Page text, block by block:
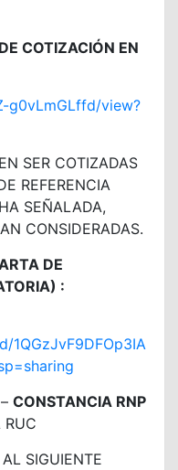
COTIZACIÓN EN
g0vLmGLffd/view?
SER COTIZADAS
REFERENCIA
SEÑALADA,
CONSIDERADAS.
DE
:
– CONSTANCIA RNP
RUC
SIGUIENTE